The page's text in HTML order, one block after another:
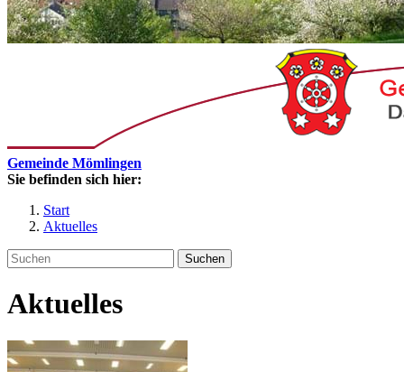
Gemeinde Mömlingen
Sie befinden sich hier:
Start
Aktuelles
Suchen
Aktuelles